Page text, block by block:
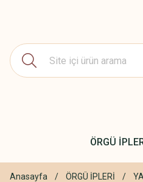
ÖRGÜ
Anasayfa ÖRGÜ İPLERİ